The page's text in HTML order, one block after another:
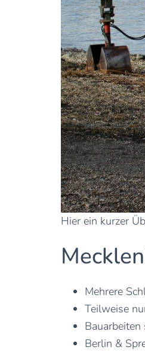
Hier ein kurzer
Mehrere
Teilweise
Berlin &